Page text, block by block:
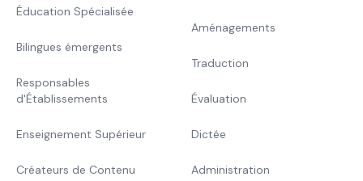
Éducation Spécialisée
Bilingues émergents
Responsables
d'Établissements
Enseignement Supérieur
Créateurs de Contenu
Aménagements
Traduction
Évaluation
Dictée
Administration